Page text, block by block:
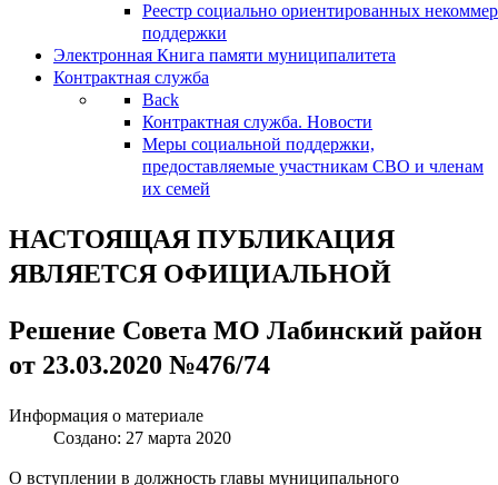
Реестр социально ориентированных
поддержки
Электронная Книга памяти муниципалитета
Контрактная служба
Back
Контрактная служба. Новости
Меры социальной поддержки,
предоставляемые участникам СВО и членам
их семей
НАСТОЯЩАЯ ПУБЛИКАЦИЯ
ЯВЛЯЕТСЯ ОФИЦИАЛЬНОЙ
Решение Совета МО Лабинский район
от 23.03.2020 №476/74
Информация о материале
Создано: 27 марта 2020
О вступлении в должность главы муниципального